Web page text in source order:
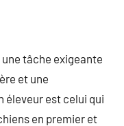
une tâche exigeante
et une
éleveur est celui qui
en premier et